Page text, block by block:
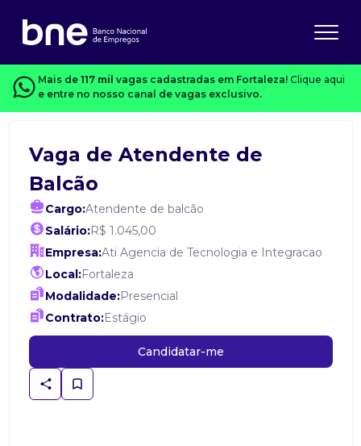
Mais de 117 mil vagas cadastradas em Fortaleza! Clique aqui
e entre no nosso canal de vagas exclusivo.
Vaga de Atendente de
Balcão
Cargo:Atendente de balcão
Salário:R$ 1.045,00
Empresa:Ati Agencia de Tecnologia e Integracao
Local:Fortaleza
Modalidade:Presencial
Contrato:Estágio
Candidatar-me